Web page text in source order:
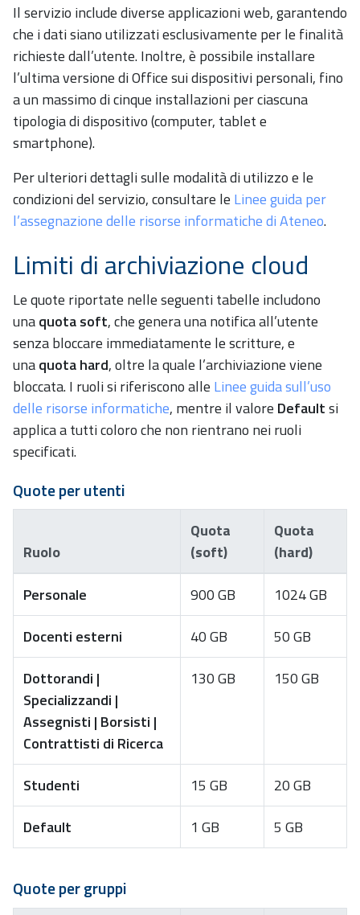
Il servizio include diverse applicazioni web, garantendo
che i dati siano utilizzati esclusivamente per le finalità
richieste dall’utente. Inoltre, è possibile installare
l’ultima versione di Office sui dispositivi personali, fino
a un massimo di cinque installazioni per ciascuna
tipologia di dispositivo (computer, tablet e
smartphone).
Per ulteriori dettagli sulle modalità di utilizzo e le
condizioni del servizio, consultare le Linee guida per
l’assegnazione delle risorse informatiche di Ateneo.
Limiti di archiviazione cloud
Le quote riportate nelle seguenti tabelle includono
unaquota soft, che genera una notifica all’utente
senza bloccare immediatamente le scritture, e
unaquota hard, oltre la quale l’archiviazione viene
bloccata. I ruoli si riferiscono alle Linee guida sull’uso
delle risorse informatiche, mentre il valore Defaultsi
applica a tutti coloro che non rientrano nei ruoli
specificati.
Quote per utenti
Ruolo
Quota
(soft)
Quota
(hard)
Personale
900 GB
1024 GB
Docenti esterni
40 GB
50 GB
Dottorandi |
Specializzandi |
Assegnisti | Borsisti |
Contrattisti di Ricerca
130 GB 150 GB
Studenti 15 GB
20 GB
Default
1 GB 5 GB
Quote per gruppi